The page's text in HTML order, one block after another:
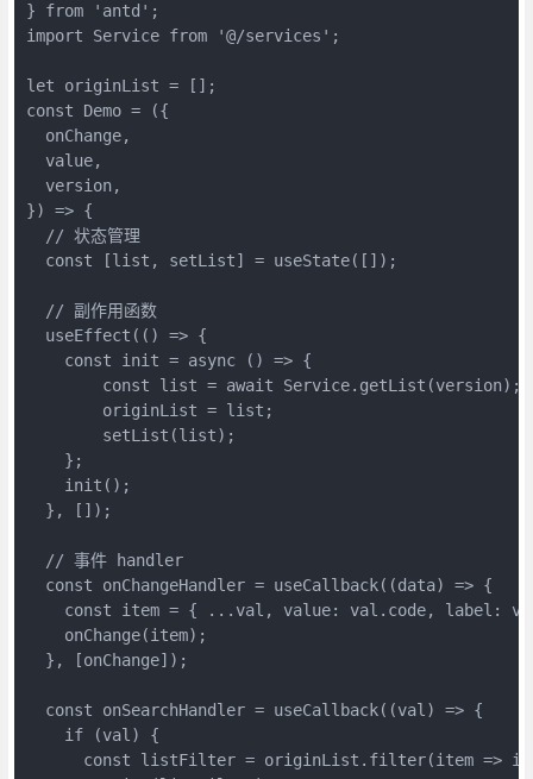
} from 'antd';
import Service from '@/services';
let originList = [];
const Demo = ({
  onChange,
  value,
  version,
}) => {
  // 状态管理
  const [list, setList] = useState([]);
  // 副作用函数
  useEffect(() => {
    const init = async () => {
        const list = await Service.getList(version);
        originList = list;
        setList(list);
    };
    init();
  }, []);
  // 事件 handler
  const onChangeHandler = useCallback((data) => {
const item = { ...val, value: val.code, label:
    onChange(item);
  }, [onChange]);
  const onSearchHandler = useCallback((val) => {
    if (val) {
const listFilter = originList.filter(item =>